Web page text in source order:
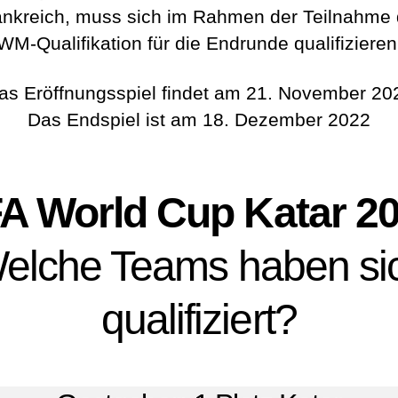
muss sich im Rahmen der Teilnahme
Qualifikation für die Endrunde
Eröffnungsspiel findet am 21. November
Das Endspiel ist am 18. Dezember 2022
World Cup Katar
Teams haben
qualifiziert?